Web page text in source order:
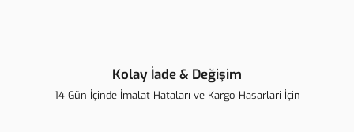
Kolay İade & Değişim
14 Gün İçinde İmalat Hataları ve Kargo Hasarlari İçin